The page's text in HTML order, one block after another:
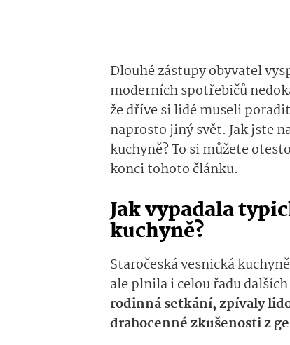
Dlouhé zástupy obyvatel
moderních spotřebičů
že dříve si lidé museli
naprosto jiný svět. Jak jste
kuchyně? To si můžete
konci tohoto článku.
Jak vypadala
kuchyně?
Staročeská vesnická
ale plnila i celou řadu
rodinná setkání, zpívaly
drahocenné zkušenosti z